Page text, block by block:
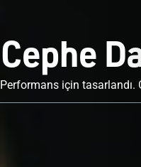
Cephe
Performans için tasarlandı.